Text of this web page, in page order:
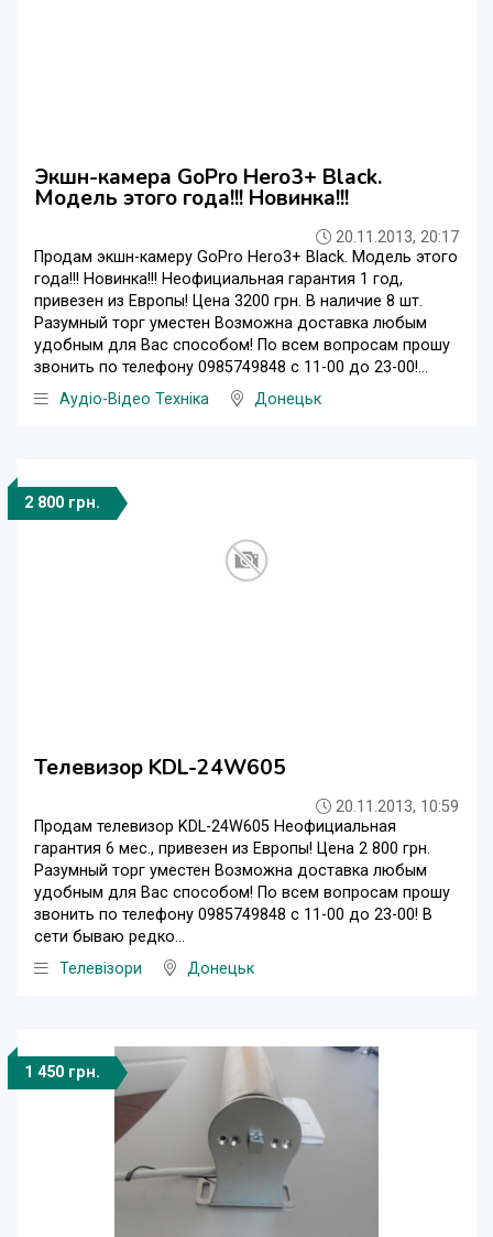
Экшн-камера GoPro Hero3+ Black.
Модель этого года!!! Новинка!!!
20.11.2013, 20:17
Продам экшн-камеру GoPro Hero3+ Black. Модель этого
года!!! Новинка!!! Неофициальная гарантия 1 год,
привезен из Европы! Цена 3200 грн. В наличие 8 шт.
Разумный торг уместен Возможна доставка любым
удобным для Вас способом! По всем вопросам прошу
звонить по телефону 0985749848 с 11-00 до 23-00!...
Аудіо-Відео Техніка
Донецьк
2 800 грн.
Телевизор KDL-24W605
20.11.2013, 10:59
Продам телевизор KDL-24W605 Неофициальная
гарантия 6 мес., привезен из Европы! Цена 2 800 грн.
Разумный торг уместен Возможна доставка любым
удобным для Вас способом! По всем вопросам прошу
звонить по телефону 0985749848 с 11-00 до 23-00! В
сети бываю редко...
Телевізори
Донецьк
1 450 грн.